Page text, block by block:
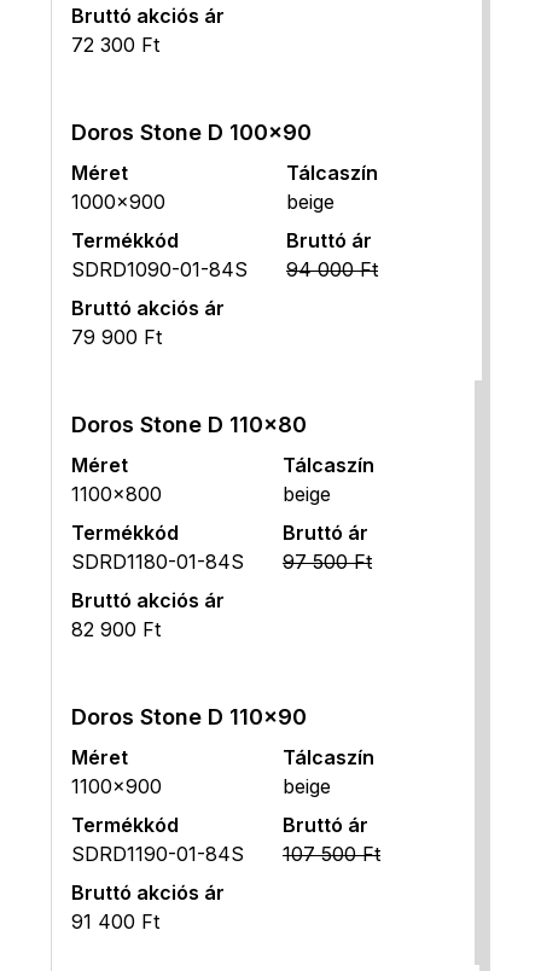
Bruttó akciós ár
72 300 Ft
Doros Stone D 100x90
Méret
1000x900
Tálcaszín
beige
Termékkód
SDRD1090-01-84S
Bruttó ár
94 000 Ft
Bruttó akciós ár
79 900 Ft
Doros Stone D 110x80
Méret
1100x800
Tálcaszín
beige
Termékkód
SDRD1180-01-84S
Bruttó ár
97 500 Ft
Bruttó akciós ár
82 900 Ft
Doros Stone D 110x90
Méret
1100x900
Tálcaszín
beige
Termékkód
SDRD1190-01-84S
Bruttó ár
107 500 Ft
Bruttó akciós ár
91 400 Ft